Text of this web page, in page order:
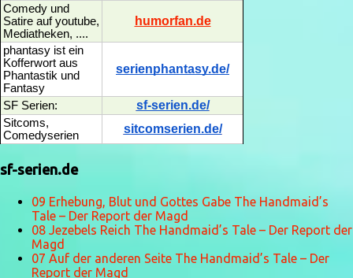
Comedy und
Satire auf youtube,
Mediatheken, ....
humorfan.de
phantasy ist ein
Kofferwort aus
Phantastik und
Fantasy
serienphantasy.de/
SF Serien: sf-serien.de/
Sitcoms,
Comedyserien
sitcomserien.de/
sf-serien.de
09 Erhebung, Blut und Gottes Gabe The Handmaid’s
Tale – Der Report der Magd
08 Jezebels Reich The Handmaid’s Tale – Der Report der
Magd
07 Auf der anderen Seite The Handmaid’s Tale – Der
Report der Magd